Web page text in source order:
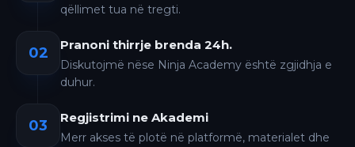
qëllimet tua në tregti.
02 Pranoni thirrje brenda 24h.
Diskutojmë nëse Ninja Academy është zgjidhja e
duhur.
03 Regjistrimi ne Akademi
Merr akses të plotë në platformë, materialet dhe